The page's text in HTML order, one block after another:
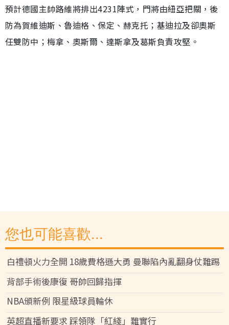
預計德國主帥路維將排出4231陣式，門將由紐亞把關，後
防為賀維迪斯、魯迪格、保定、赫克托；基迪拉及卻奧斯
任雙防中；梅拿、奧斯爾、達斯拿及葛斯負責攻堅。
您也可能喜歡...
白禮頓火力全開 18歲費格遜大勇 曼聯陷內亂翻身仗難踢
背部手術後康復 哥帥回歸指揮
NBA頒新例 限星級球員輪休
英超直播新要求 踩領隊「紅綫」難實行